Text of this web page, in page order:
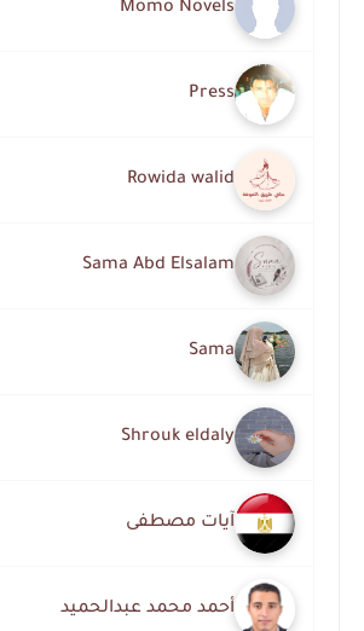
Momo Novels
Press
Rowida walid
Sama Abd Elsalam
Sama
Shrouk eldaly
آيات مصطفى
أحمد محمد عبدالحميد